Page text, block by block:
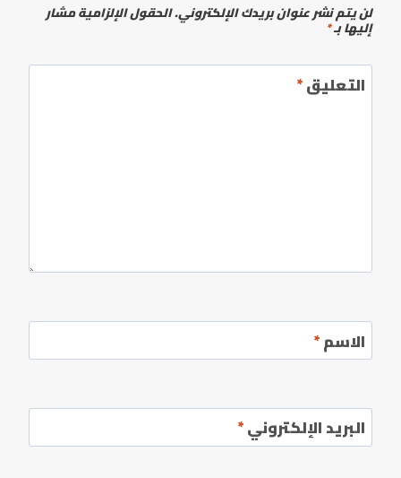
لن يتم نشر عنوان بريدك الإلكتروني.الحقول الإلزامية مشار
إليها بـ*
التعليق*
الاسم*
البريد الإلكتروني*